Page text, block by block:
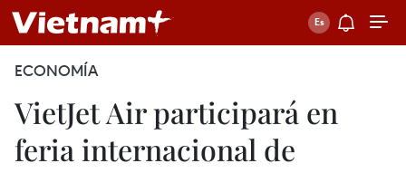
ECONOMÍA
VietJet Air participará en
feria internacional de